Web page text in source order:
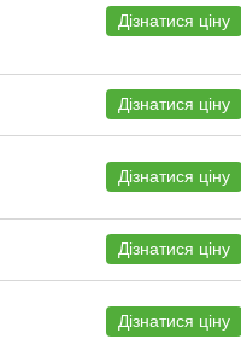
Дізнатися ціну
Дізнатися ціну
Дізнатися ціну
Дізнатися ціну
Дізнатися ціну